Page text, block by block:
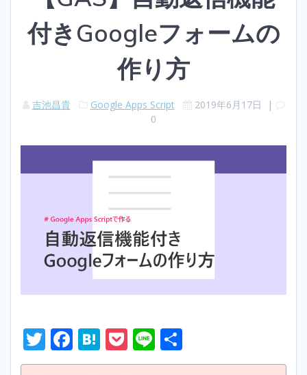
付きGoogleフォームの
作り方
吉池昌貴 Google Apps Script 2019年6月17日 |
0
T
w
F
ac
H
at
P
o
Li
n h